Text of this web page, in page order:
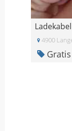
4900
Gratis